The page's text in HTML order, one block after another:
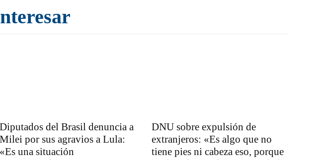
Diputados del Brasil denuncia a
Milei por sus agravios a Lula:
«Es una situación
DNU sobre expulsión de
extranjeros: «Es algo que no
tiene pies ni cabeza eso, porque